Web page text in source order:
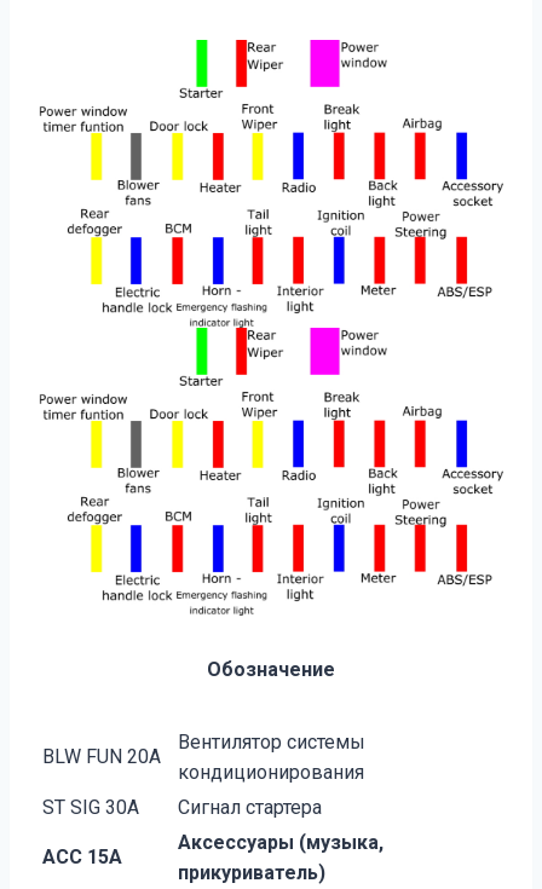
Обозначение
BLW FUN 20A
Вентилятор системы
кондиционирования
ST SIG 30A
Сигнал стартера
ACC 15A
Аксессуары (музыка,
прикуриватель)